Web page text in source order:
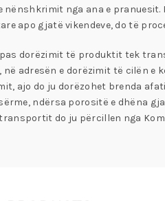
nga ana e pranuesit.
apo gjatë vikendeve, do të
dorëzimit të produktit tek
adresën e dorëzimit të cilën e
ajo do ju dorëzohet brenda
ndërsa porositë e dhëna
do ju përcillen nga